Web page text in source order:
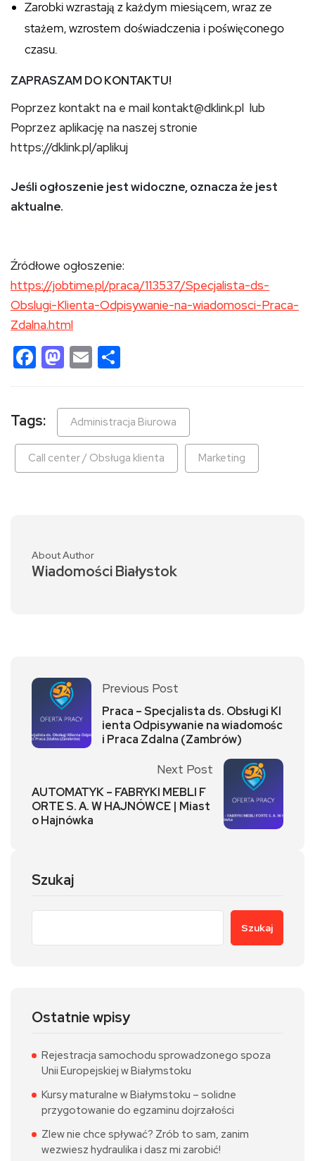
Zarobki wzrastają z każdym miesiącem, wraz ze
stażem, wzrostem doświadczenia i poświęconego
czasu.
ZAPRASZAM DO KONTAKTU!
Poprzez kontakt na e mail kontakt@dklink.pl lub
Poprzez aplikację na naszej stronie
https://dklink.pl/aplikuj
Jeśli ogłoszenie jest widoczne, oznacza że jest
aktualne.
Źródłowe ogłoszenie:
https://jobtime.pl/praca/113537/Specjalista-ds-
Obslugi-Klienta-Odpisywanie-na-wiadomosci-Praca-
Zdalna.html
Facebook
Mastodon
Email
Tags: Administracja Biurowa
Call center / Obsługa klienta Marketing
About Author
Wiadomości Białystok
Previous Post
Praca – Specjalista ds. Obsługi Kl
ienta Odpisywanie na wiadomośc
i Praca Zdalna (Zambrów)
Next Post
AUTOMATYK – FABRYKI MEBLI F
ORTE S. A. W HAJNÓWCE | Miast
o Hajnówka
Szukaj
Szukaj
Ostatnie wpisy
Rejestracja samochodu sprowadzonego spoza
Unii Europejskiej w Białymstoku
Kursy maturalne w Białymstoku – solidne
przygotowanie do egzaminu dojrzałości
Zlew nie chce spływać? Zrób to sam, zanim
wezwiesz hydraulika i dasz mi zarobić!